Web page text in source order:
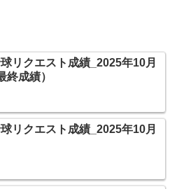
リクエスト成績_2025年10月
終成績）
リクエスト成績_2025年10月